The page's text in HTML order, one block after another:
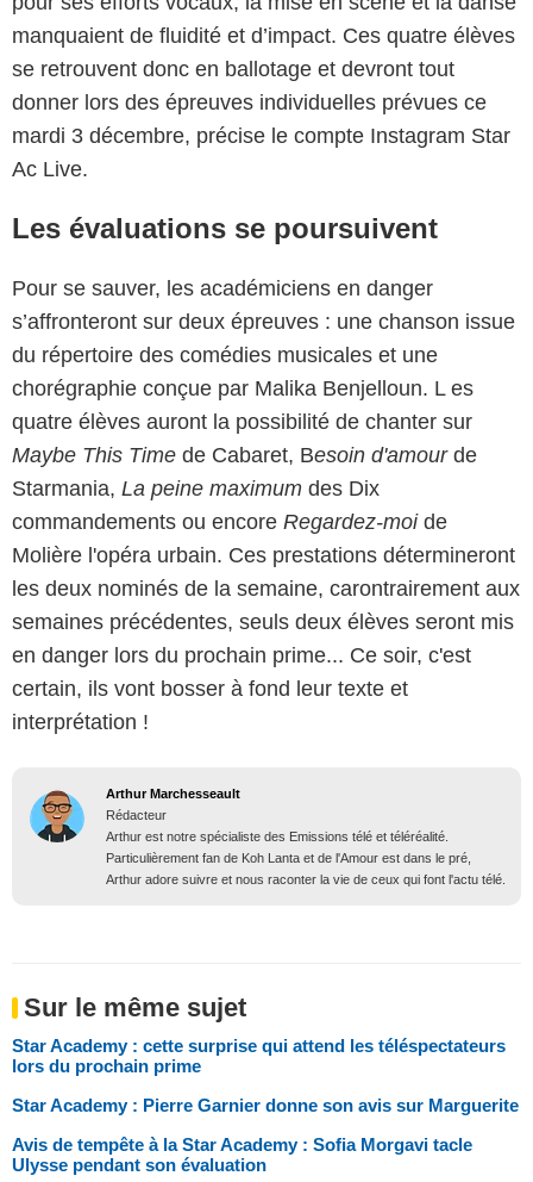
manquaient de fluidité et d’impact. Ces quatre élèves
se retrouvent donc en ballotage et devront tout
donner lors des épreuves individuelles prévues ce
mardi 3 décembre, précise le compte Instagram Star
Ac Live.
Les évaluations se poursuivent
Pour se sauver, les académiciens en danger
s’affronteront sur deux épreuves : une chanson issue
du répertoire des comédies musicales et une
chorégraphie conçue par Malika Benjelloun. L es
quatre élèves auront la possibilité de chanter sur
Maybe This Time de Cabaret, Besoin d'amourde
Starmania, La peine maximum des Dix
commandements ou encore Regardez-moi de
Molière l'opéra urbain. Ces prestations détermineront
les deux nominés de la semaine, carontrairement aux
semaines précédentes, seuls deux élèves seront mis
en danger lors du prochain prime... Ce soir, c'est
certain, ils vont bosser à fond leur texte et
interprétation !
Arthur Marchesseault
Rédacteur
Arthur est notre spécialiste des Emissions télé et téléréalité.
Particulièrement fan de Koh Lanta et de l'Amour est dans le pré,
Arthur adore suivre et nous raconter la vie de ceux qui font l'actu télé.
Sur le même sujet
Star Academy : cette surprise qui attend les téléspectateurs
lors du prochain prime
Star Academy : Pierre Garnier donne son avis sur Marguerite
Avis de tempête à la Star Academy : Sofia Morgavi tacle
Ulysse pendant son évaluation